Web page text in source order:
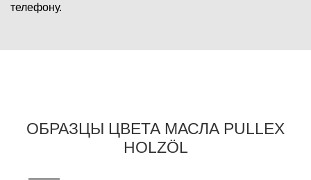
телефону.
ОБРАЗЦЫ ЦВЕТА МАСЛА PULLEX
HOLZÖL